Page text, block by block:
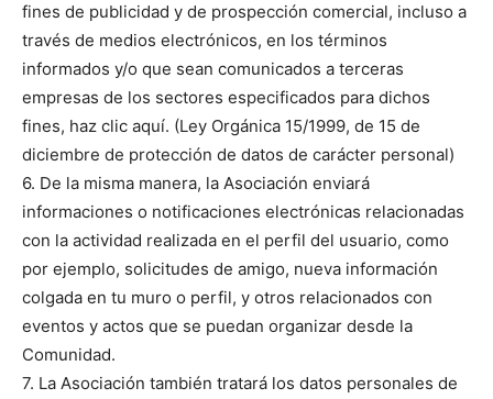
fines de publicidad y de prospección comercial, incluso a
través de medios electrónicos, en los términos
informados y/o que sean comunicados a terceras
empresas de los sectores especificados para dichos
fines, haz clic aquí. (Ley Orgánica 15/1999, de 15 de
diciembre de protección de datos de carácter personal)
6. De la misma manera, la Asociación enviará
informaciones o notificaciones electrónicas relacionadas
con la actividad realizada en el perfil del usuario, como
por ejemplo, solicitudes de amigo, nueva información
colgada en tu muro o perfil, y otros relacionados con
eventos y actos que se puedan organizar desde la
Comunidad.
7. La Asociación también tratará los datos personales de